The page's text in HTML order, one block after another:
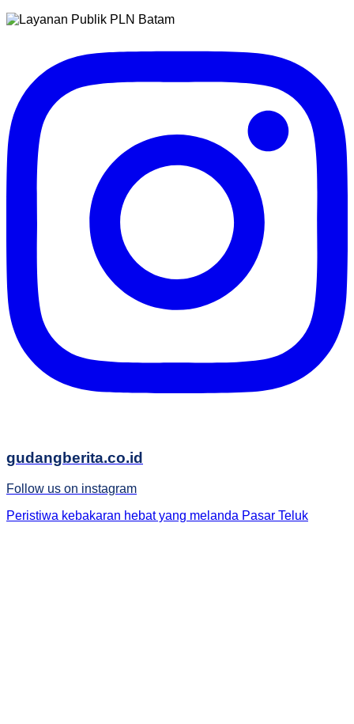
gudangberita.co.id
Follow us on instagram
Peristiwa kebakaran hebat yang melanda Pasar Teluk